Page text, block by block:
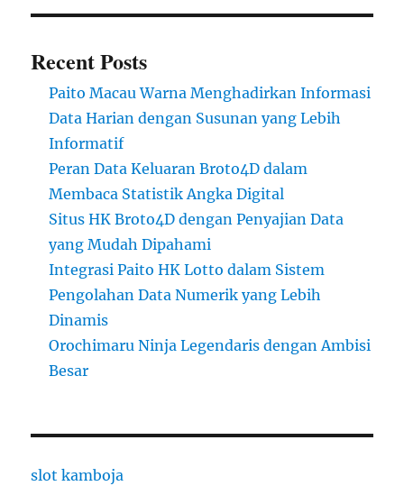
Recent Posts
Paito Macau Warna Menghadirkan Informasi
Data Harian dengan Susunan yang Lebih
Informatif
Peran Data Keluaran Broto4D dalam
Membaca Statistik Angka Digital
Situs HK Broto4D dengan Penyajian Data
yang Mudah Dipahami
Integrasi Paito HK Lotto dalam Sistem
Pengolahan Data Numerik yang Lebih
Dinamis
Orochimaru Ninja Legendaris dengan Ambisi
Besar
slot kamboja